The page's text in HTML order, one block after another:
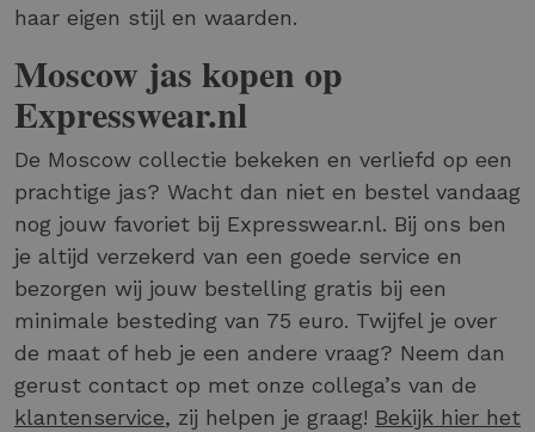
haar eigen stijl en waarden.
Moscow jas kopen op
Expresswear.nl
De Moscow collectie bekeken en verliefd op een
prachtige jas? Wacht dan niet en bestel vandaag
nog jouw favoriet bij Expresswear.nl. Bij ons ben
je altijd verzekerd van een goede service en
bezorgen wij jouw bestelling gratis bij een
minimale besteding van 75 euro. Twijfel je over
de maat of heb je een andere vraag? Neem dan
gerust contact op met onze collega’s van de
klantenservice, zij helpen je graag! Bekijk hier het